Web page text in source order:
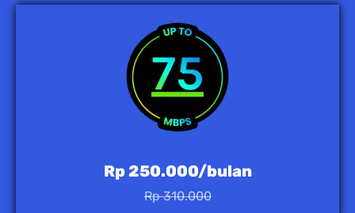
Rp 250.000/bulan
Rp 310.000